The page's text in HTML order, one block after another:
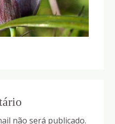
não será publicado.